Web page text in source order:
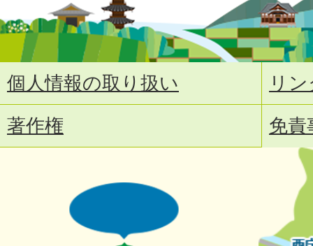
個人情報の取り扱い
リ
著作権
免責